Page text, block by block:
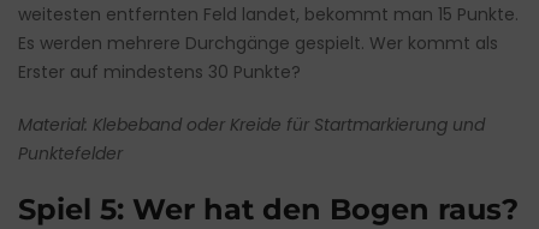
weitesten entfernten Feld landet, bekommt man 15 Punkte.
Es werden mehrere Durchgänge gespielt. Wer kommt als
Erster auf mindestens 30 Punkte?
Material: Klebeband oder Kreide für Startmarkierung und
Punktefelder
Spiel 5: Wer hat den Bogen raus?